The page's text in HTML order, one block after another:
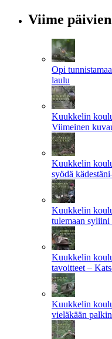
Viime
Opi
laulu
Kuukkelin
Viimeinen
Kuukkelin
syödä
Kuukkelin
tulemaan
Kuukkelin
tavoitteet –
Kuukkelin
vieläkään